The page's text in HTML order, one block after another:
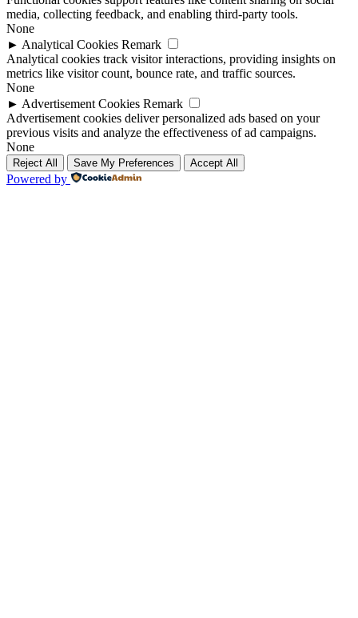
media, collecting feedback, and enabling third-party tools.
None
► Analytical Cookies Remark
Analytical cookies track visitor interactions, providing insights on
metrics like visitor count, bounce rate, and traffic sources.
None
► Advertisement Cookies Remark
Advertisement cookies deliver personalized ads based on your
previous visits and analyze the effectiveness of ad campaigns.
None
Reject All Save My Preferences Accept All
Powered by